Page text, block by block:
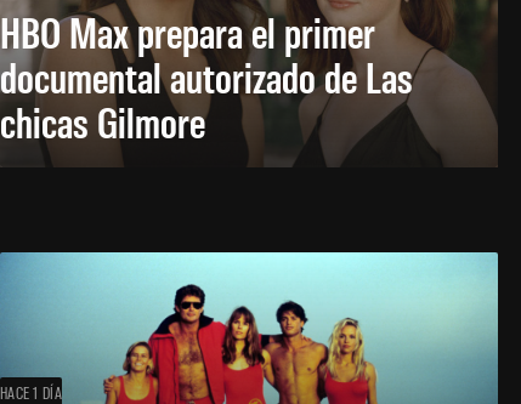
HBO Max prepara el primer
documental autorizado de Las
chicas Gilmore
HACE 1 DÍA